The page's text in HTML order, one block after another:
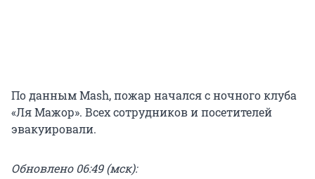
По данным Mash, пожар начался с ночного клуба
«Ля Мажор». Всех сотрудников и посетителей
эвакуировали.
Обновлено 06:49 (мск):